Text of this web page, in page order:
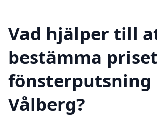
Vad hjälper till
bestämma
fönsterputsning
Vålberg?